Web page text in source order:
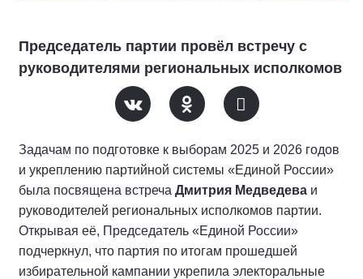
Председатель партии провёл встречу с
руководителями региональных исполкомов
Задачам по подготовке к выборам 2025 и 2026 годов
и укреплению партийной системы «Единой России»
была посвящена встреча Дмитрия Медведева и
руководителей региональных исполкомов партии.
Открывая её, Председатель «Единой России»
подчеркнул, что партия по итогам прошедшей
избирательной кампании укрепила электоральные